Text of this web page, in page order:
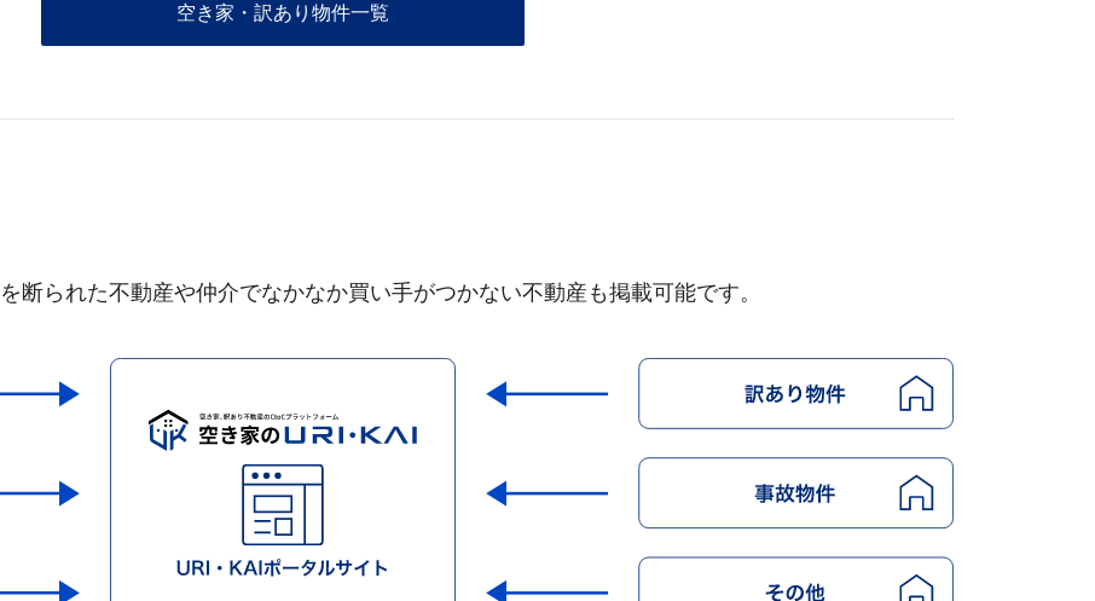
空き家・訳あり物件一覧
断られた不動産や仲介でなかなか買い手がつかない不動産も掲載可能です。